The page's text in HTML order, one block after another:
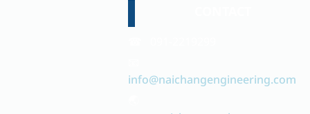
info@naichangengineering.com